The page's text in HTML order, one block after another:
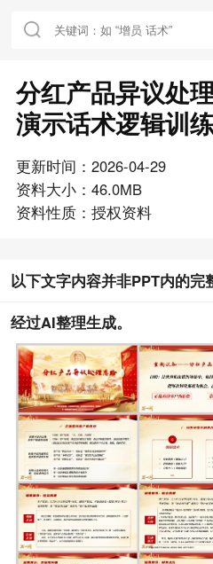
分红产品异议处
演示话术逻辑训
更新时间：2026-04-29
资料大小：46.0MB
资料性质：授权资料
以下文字内容并非PPT内的
经过AI整理生成。